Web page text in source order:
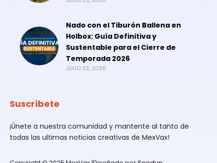
Nado con el Tiburón Ballena en
Holbox: Guía Definitiva y
Sustentable para el Cierre de
Temporada 2026
JULIO 23, 2026
Suscríbete
¡Únete a nuestra comunidad y mantente al tanto de
todas las ultimas noticias creativas de MexVax!